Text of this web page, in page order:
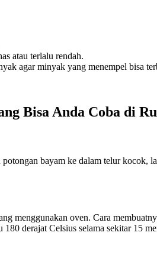
atau terlalu rendah.
agar minyak yang menempel bisa
Bisa Anda Coba di
bayam ke dalam telur kocok,
menggunakan oven. Cara
derajat Celsius selama sekitar 15